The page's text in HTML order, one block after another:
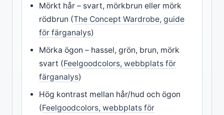
Mörkt hår – svart, mörkbrun eller mörk
rödbrun (The Concept Wardrobe, guide
för färganalys)
Mörka ögon – hassel, grön, brun, mörk
svart (Feelgoodcolors, webbplats för
färganalys)
Hög kontrast mellan hår/hud och ögon
(Feelgoodcolors, webbplats för